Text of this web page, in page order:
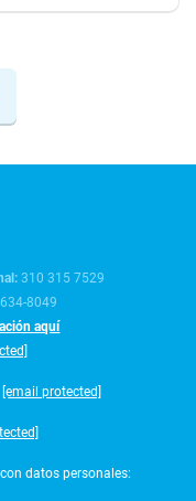
310 315 7529
8049
aquí
[email protected]
datos personales: